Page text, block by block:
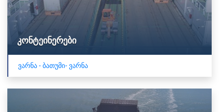
კონტეინერები
ვარნა - ბათუმი- ვარნა